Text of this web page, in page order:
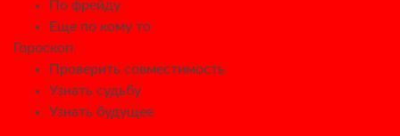
По фрейду
Еще по кому то
Гороскоп
Проверить совместимость
Узнать судьбу
Узнать будущее